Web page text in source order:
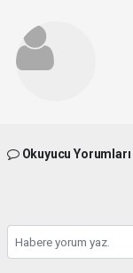
Okuyucu Yorumları